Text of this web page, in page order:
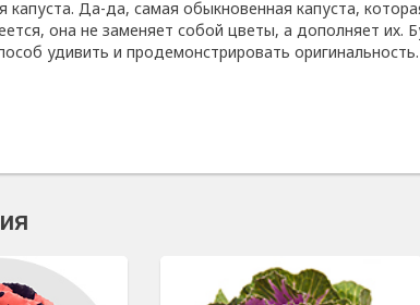
капуста. Да-да, самая обыкновенная капуста,
она не заменяет собой цветы, а дополняет их.
удивить и продемонстрировать оригинальность.